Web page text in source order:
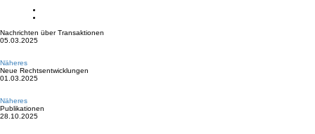
Nachrichten über Transaktionen
05.03.2025
Näheres
Neue Rechtsentwicklungen
01.03.2025
Näheres
Publikationen
28.10.2025